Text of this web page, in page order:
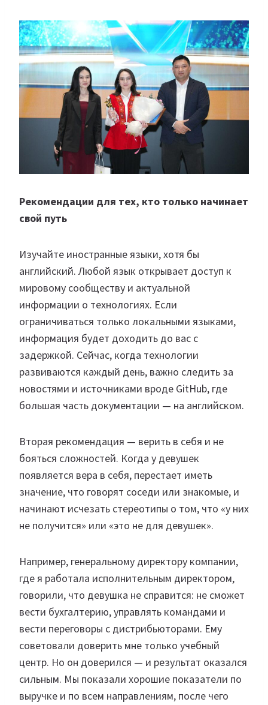
Рекомендации для тех, кто только начинает
свой путь
Изучайте иностранные языки, хотя бы
английский. Любой язык открывает доступ к
мировому сообществу и актуальной
информации о технологиях. Если
ограничиваться только локальными языками,
информация будет доходить до вас с
задержкой. Сейчас, когда технологии
развиваются каждый день, важно следить за
новостями и источниками вроде GitHub, где
большая часть документации — на английском.
Вторая рекомендация — верить в себя и не
бояться сложностей. Когда у девушек
появляется вера в себя, перестает иметь
значение, что говорят соседи или знакомые, и
начинают исчезать стереотипы о том, что «у них
не получится» или «это не для девушек».
Например, генеральному директору компании,
где я работала исполнительным директором,
говорили, что девушка не справится: не сможет
вести бухгалтерию, управлять командами и
вести переговоры с дистрибьюторами. Ему
советовали доверить мне только учебный
центр. Но он доверился — и результат оказался
сильным. Мы показали хорошие показатели по
выручке и по всем направлениям, после чего